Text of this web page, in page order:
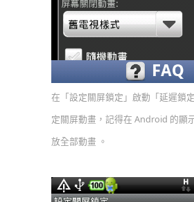
在「設定關屏鎖定」啟動「延遲鎖
定關屏動畫，記得在 Android 的顯
放全部動畫 。